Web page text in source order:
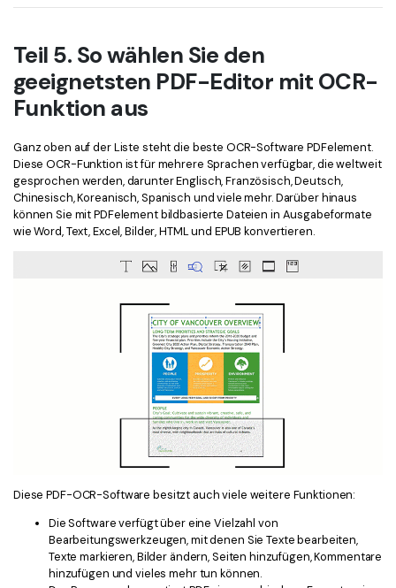
Teil 5. So wählen Sie den
geeignetsten PDF-Editor mit OCR-
Funktion aus
Ganz oben auf der Liste steht die beste OCR-Software PDFelement.
Diese OCR-Funktion ist für mehrere Sprachen verfügbar, die weltweit
gesprochen werden, darunter Englisch, Französisch, Deutsch,
Chinesisch, Koreanisch, Spanisch und viele mehr. Darüber hinaus
können Sie mit PDFelement bildbasierte Dateien in Ausgabeformate
wie Word, Text, Excel, Bilder, HTML und EPUB konvertieren.
Diese PDF-OCR-Software besitzt auch viele weitere Funktionen:
Die Software verfügt über eine Vielzahl von
Bearbeitungswerkzeugen, mit denen Sie Texte bearbeiten,
Texte markieren, Bilder ändern, Seiten hinzufügen, Kommentare
hinzufügen und vieles mehr tun können.